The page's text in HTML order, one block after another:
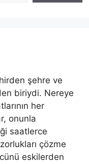
şehre ve
biriydi. Nereye
her
onunla
saatlerce
çözme
eskilerden